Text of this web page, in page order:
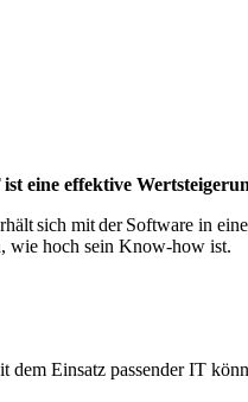
eine effektive
sich mit der Software in
wie hoch sein Know-how ist.
Einsatz passender IT